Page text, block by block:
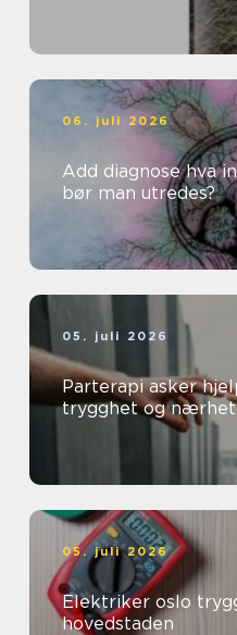
06. juli 2026
Add diagnose hva innebærer det, og når
bør man utredes?
05. juli 2026
Parterapi asker hjelp til å finne tilbake
trygghet og nærhet
05. juli 2026
Elektriker oslo trygg og moderne strøm i
hovedstaden